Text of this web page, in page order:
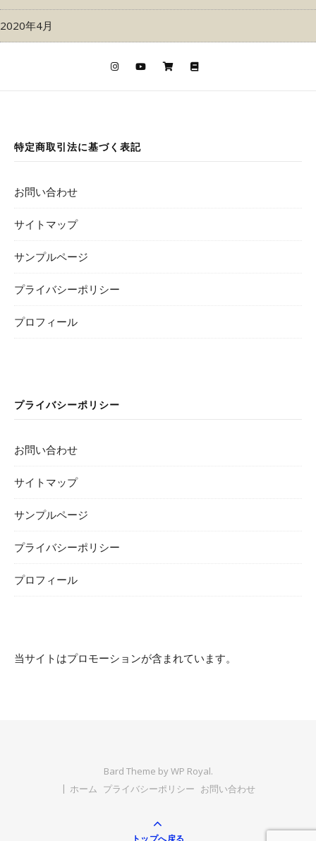
2020年4月
特定商取引法に基づく表記
お問い合わせ
サイトマップ
サンプルページ
プライバシーポリシー
プロフィール
プライバシーポリシー
お問い合わせ
サイトマップ
サンプルページ
プライバシーポリシー
プロフィール
当サイトはプロモーションが含まれています。
Bard Theme byWP Royal.
ホーム プライバシーポリシー お問い合わせ
トップへ戻る